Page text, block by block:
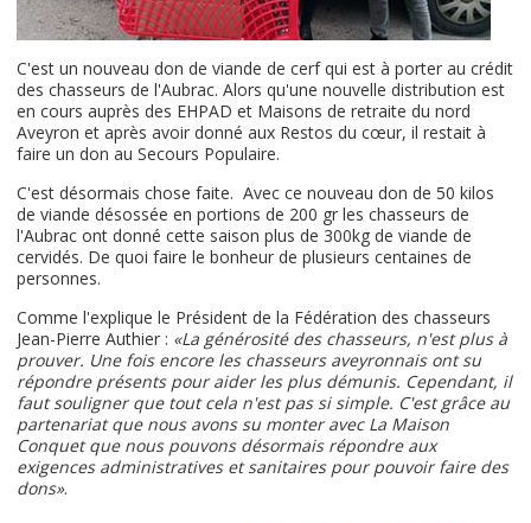
C'est un nouveau don de viande de cerf qui est à porter au crédit
des chasseurs de l'Aubrac. Alors qu'une nouvelle distribution est
en cours auprès des EHPAD et Maisons de retraite du nord
Aveyron et après avoir donné aux Restos du cœur, il restait à
faire un don au Secours Populaire.
C'est désormais chose faite. Avec ce nouveau don de 50 kilos
de viande désossée en portions de 200 gr les chasseurs de
l'Aubrac ont donné cette saison plus de 300kg de viande de
cervidés. De quoi faire le bonheur de plusieurs centaines de
personnes.
Comme l'explique le Président de la Fédération des chasseurs
Jean-Pierre Authier : «La générosité des chasseurs, n'est plus à
prouver. Une fois encore les chasseurs aveyronnais ont su
répondre présents pour aider les plus démunis. Cependant, il
faut souligner que tout cela n'est pas si simple. C'est grâce au
partenariat que nous avons su monter avec La Maison
Conquet que nous pouvons désormais répondre aux
exigences administratives et sanitaires pour pouvoir faire des
dons».